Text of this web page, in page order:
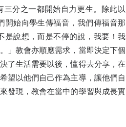
分之一都開始自力更生。除此以
開始向學生傳福音，我們傳福音那
是說想，而是不停的說，我要！我
」教會亦順應需求，當即決定下個
了生活需要以後，懂得去分享，在
望以他們自己作為主導，讓他們自
發現，教會在當中的學習與成長實